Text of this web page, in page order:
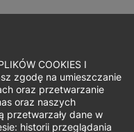
COOKIES I
zgodę na umieszczanie
oraz przetwarzanie
oraz naszych
przetwarzały dane w
historii przeglądania